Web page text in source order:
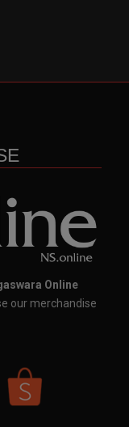
Online
our merchandise